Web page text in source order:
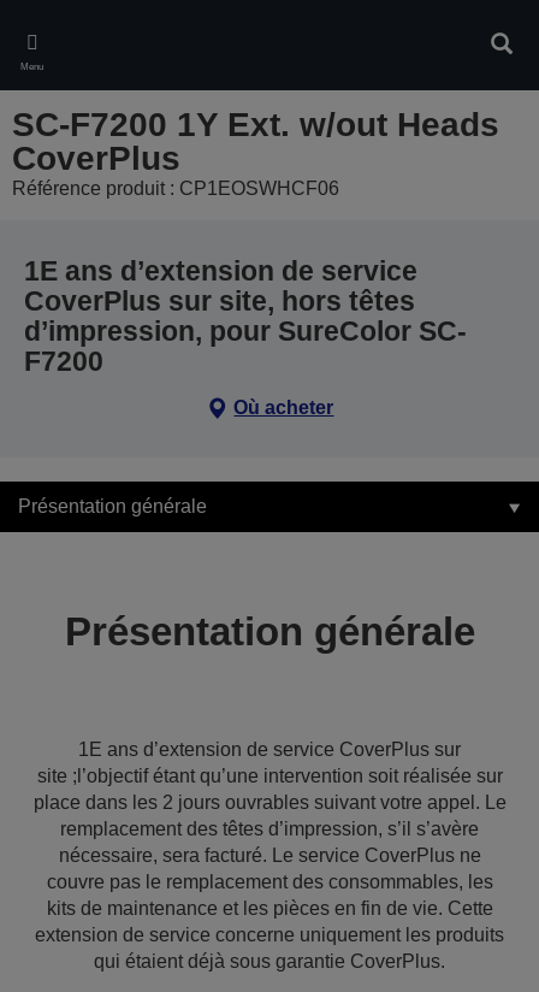
main
content
Menu
SC-F7200 1Y Ext. w/out Heads
CoverPlus
Référence produit : CP1EOSWHCF06
1E ans d’extension de service
CoverPlus sur site, hors têtes
d’impression, pour SureColor SC-
F7200
Où acheter
Présentation générale
Présentation générale
1E ans d’extension de service CoverPlus sur
site ;l’objectif étant qu’une intervention soit réalisée sur
place dans les 2 jours ouvrables suivant votre appel. Le
remplacement des têtes d’impression, s’il s’avère
nécessaire, sera facturé. Le service CoverPlus ne
couvre pas le remplacement des consommables, les
kits de maintenance et les pièces en fin de vie. Cette
extension de service concerne uniquement les produits
qui étaient déjà sous garantie CoverPlus.